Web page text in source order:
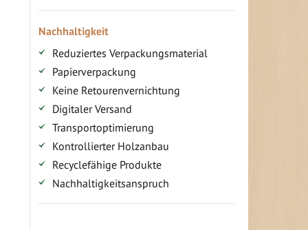
Nachhaltigkeit
Reduziertes Verpackungsmaterial
Papierverpackung
Keine Retourenvernichtung
Digitaler Versand
Transportoptimierung
Kontrollierter Holzanbau
Recyclefähige Produkte
Nachhaltigkeitsanspruch